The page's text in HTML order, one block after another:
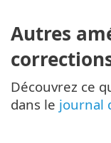
Autres
Découvrez ce
dans le journal